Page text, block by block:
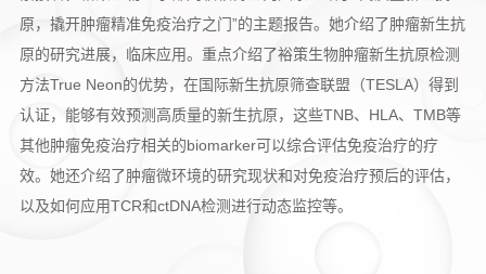
原，撬开肿瘤精准免疫治疗之门”的主题报告。她介绍了肿瘤新生抗
原的研究进展，临床应用。重点介绍了裕策生物肿瘤新生抗原检测
方法True Neon的优势，在国际新生抗原筛查联盟（TESLA）得到
认证，能够有效预测高质量的新生抗原，这些TNB、HLA、TMB等
其他肿瘤免疫治疗相关的biomarker可以综合评估免疫治疗的疗
效。她还介绍了肿瘤微环境的研究现状和对免疫治疗预后的评估，
以及如何应用TCR和ctDNA检测进行动态监控等。